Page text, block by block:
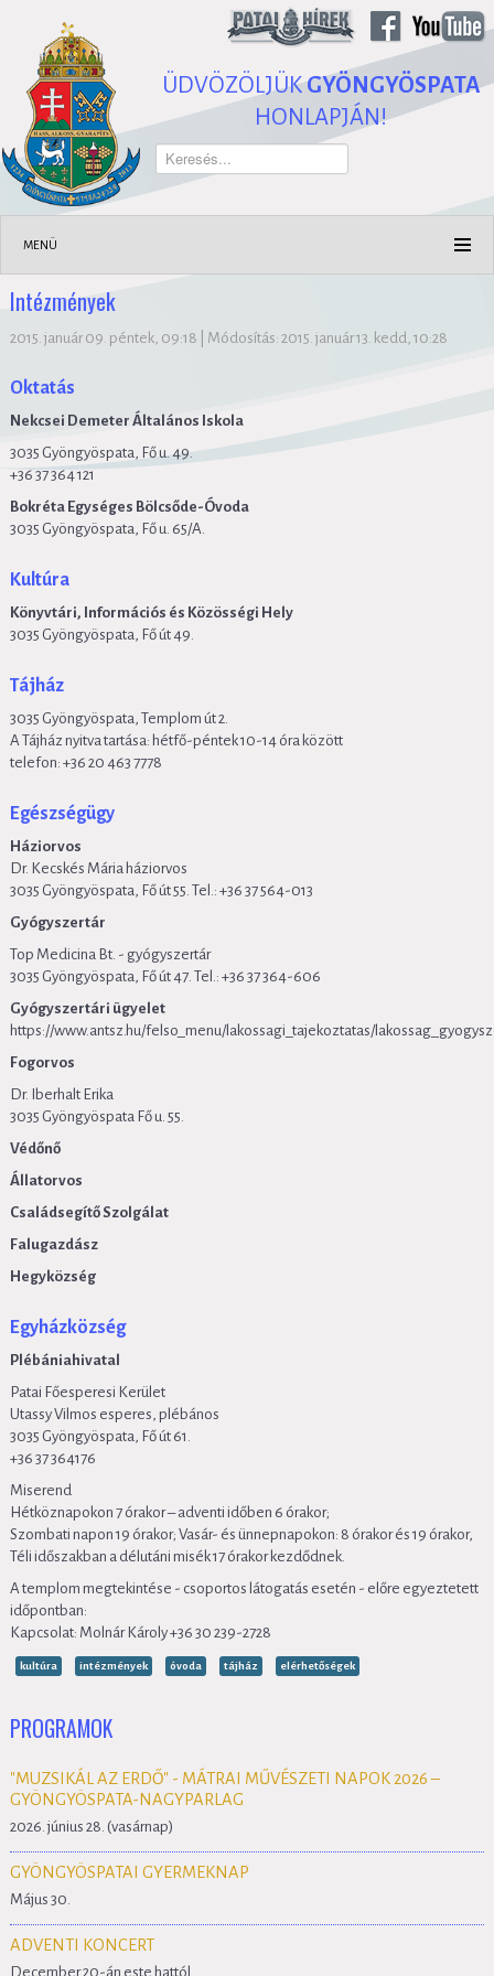
ÜDVÖZÖLJÜKGYÖNGYÖSPATA
HONLAPJÁN!
Keresés...
MENÜ
Intézmények
2015. január 09. péntek, 09:18 Módosítás: 2015. január 13. kedd, 10:28
Oktatás
Nekcsei Demeter Általános Iskola
3035 Gyöngyöspata, Fő u. 49.
+3637 364 121
Bokréta Egységes Bölcsőde-Óvoda
3035 Gyöngyöspata, Fő u. 65/A.
Kultúra
Könyvtári, Információs és Közösségi Hely
3035 Gyöngyöspata, Fő út 49.
Tájház
3035 Gyöngyöspata, Templom út 2.
A Tájház nyitva tartása: hétfő-péntek 10-14 óra között
telefon: +36 20 463 7778
Egészségügy
Háziorvos
Dr. Kecskés Mária háziorvos
3035 Gyöngyöspata, Fő út 55. Tel.: +36 37 564-013
Gyógyszertár
Top Medicina Bt. - gyógyszertár
3035 Gyöngyöspata, Fő út 47. Tel.: +36 37 364-606
Gyógyszertári ügyelet
https://www.antsz.hu/felso_menu/lakossagi_tajekoztatas/
Fogorvos
Dr. Iberhalt Erika
3035 Gyöngyöspata Fő u. 55.
Védőnő
Állatorvos
Családsegítő Szolgálat
Falugazdász
Hegyközség
Egyházközség
Plébániahivatal
Patai Főesperesi Kerület
Utassy Vilmos esperes, plébános
3035 Gyöngyöspata, Fő út 61.
+36 37 364176
Miserend
Hétköznapokon 7 órakor – adventi időben 6 órakor;
Szombati napon 19 órakor; Vasár- és ünnepnapokon: 8 órakor és 19 órakor,
Téli időszakban a délutáni misék 17 órakor kezdődnek.
A templom megtekintése - csoportos látogatás esetén - előre egyeztetett
időpontban:
Kapcsolat: Molnár Károly +36 30 239-2728
kultúra intézmények óvoda tájház elérhetőségek
PROGRAMOK
"MUZSIKÁL AZ ERDŐ" - MÁTRAI MŰVÉSZETI NAPOK 2026 –
GYÖNGYÖSPATA-NAGYPARLAG
2026. június 28. (vasárnap)
GYÖNGYÖSPATAI GYERMEKNAP
Május 30.
ADVENTI KONCERT
December 20-án este hattól.